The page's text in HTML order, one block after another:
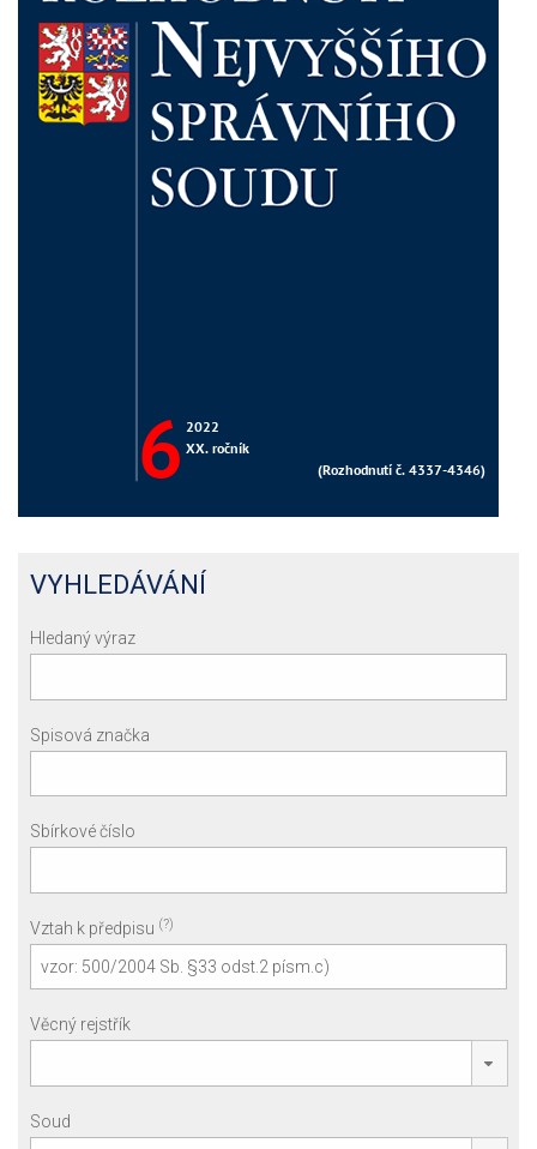
VYHLEDÁVÁNÍ
Hledaný výraz
Spisová značka
Sbírkové číslo
Vztah k předpisu (?)
Věcný rejstřík
Soud